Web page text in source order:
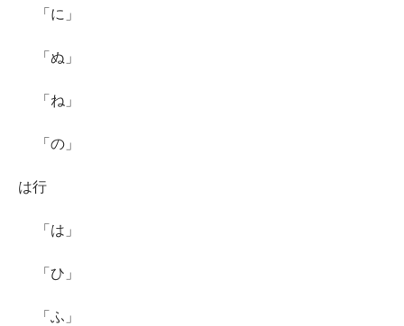
「に」
「ぬ」
「ね」
「の」
は行
「は」
「ひ」
「ふ」